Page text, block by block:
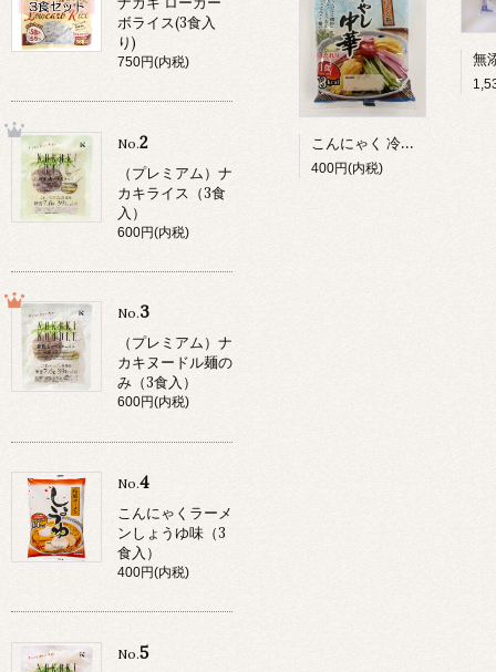
こんにゃく 冷やし中華 しょう油だれ付（３食入）
400円(内税)
ボライス(3食入
り)
750円(内税)
No.2
（プレミアム）ナ
カキライス（3食
入）
600円(内税)
No.3
（プレミアム）ナ
カキヌードル麺の
み（3食入）
600円(内税)
No.4
こんにゃくラーメ
ンしょうゆ味（3
食入）
400円(内税)
No.5